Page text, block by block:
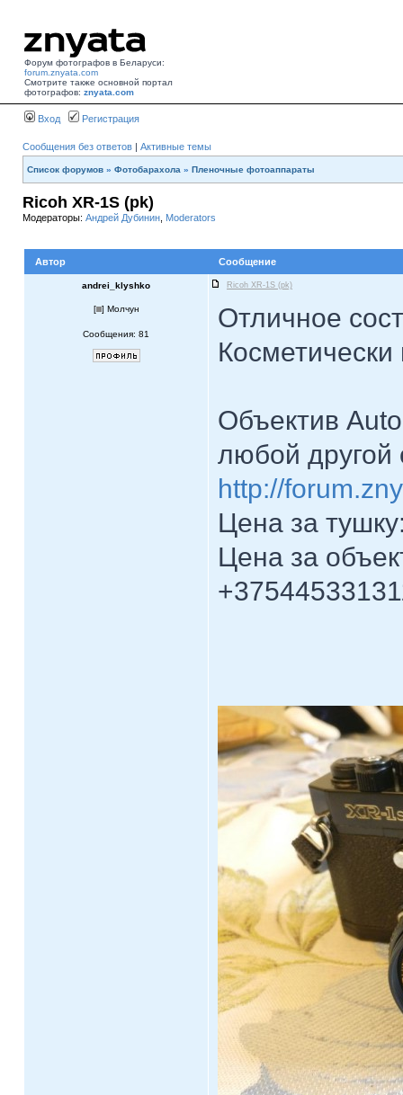
Форум фотографов в Беларуси:
forum.znyata.com
Смотрите также основной портал
фотографов: znyata.com
Вход Регистрация
Сообщения без ответов | Активные темы
Список форумов » Фотобарахола » Пленочные фотоаппараты
Ricoh XR-1S (pk)
Модераторы: Андрей Дубинин Moderators
Автор Сообщение
andrei_klyshko Ricoh XR-1S (pk)
[ ] Молчун
Сообщения: 81
Отличное
Объектив
любой другой
http://
Цена за
Цена за